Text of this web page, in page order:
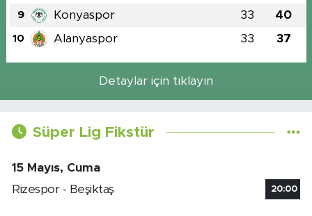
9 Konyaspor 33 40
10 Alanyaspor 33 37
Detaylar için tıklayın
Süper Lig Fikstür
15 Mayıs, Cuma
Rizespor - Beşiktaş
20:00